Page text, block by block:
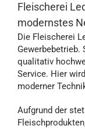
Fleischerei
modernstes
Die Fleischerei
qualitativ
Service. Hier
moderner
Aufgrund der